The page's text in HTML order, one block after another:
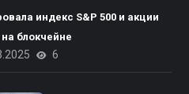
индекс S&P 500 и акции
блокчейне
6